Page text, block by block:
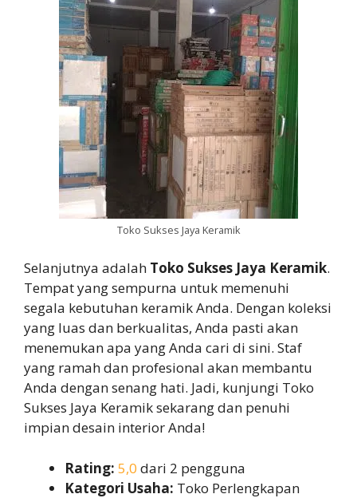
Toko Sukses Jaya Keramik
Selanjutnya adalah Toko Sukses Jaya Keramik.
Tempat yang sempurna untuk memenuhi
segala kebutuhan keramik Anda. Dengan koleksi
yang luas dan berkualitas, Anda pasti akan
menemukan apa yang Anda cari di sini. Staf
yang ramah dan profesional akan membantu
Anda dengan senang hati. Jadi, kunjungi Toko
Sukses Jaya Keramik sekarang dan penuhi
impian desain interior Anda!
Rating: 5,0 dari 2 pengguna
Kategori Usaha: Toko Perlengkapan